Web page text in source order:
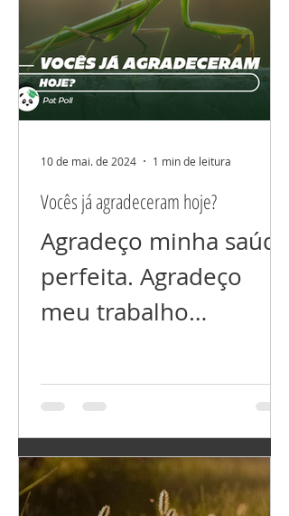
Vocês já agradeceram hoje?
Agradeço minha saúde
perfeita. Agradeço
meu trabalho
meu relacionamento
perfeito. Agradeço por
ter tudo que preciso,
e...
10 de mai. de 2024 1 min de leitura